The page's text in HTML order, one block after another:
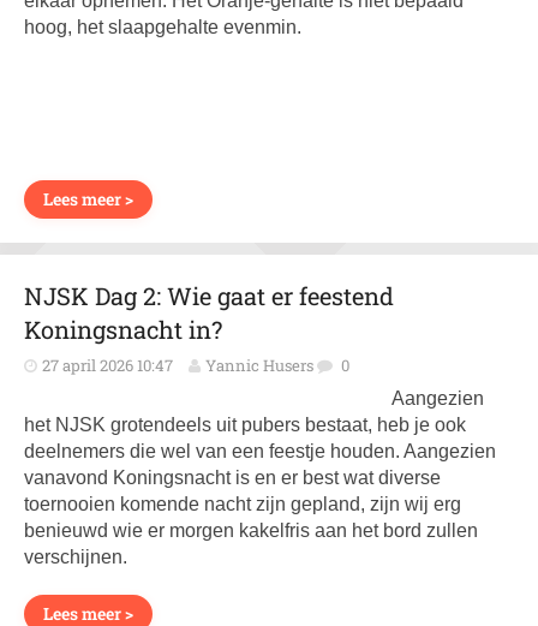
hoog, het slaapgehalte evenmin.
Lees meer >
NJSK Dag 2: Wie gaat er feestend
Koningsnacht in?
27 april 2026 10:47 Yannic Husers 0
Aangezien
het NJSK grotendeels uit pubers bestaat, heb je ook
deelnemers die wel van een feestje houden. Aangezien
vanavond Koningsnacht is en er best wat diverse
toernooien komende nacht zijn gepland, zijn wij erg
benieuwd wie er morgen kakelfris aan het bord zullen
verschijnen.
Lees meer >